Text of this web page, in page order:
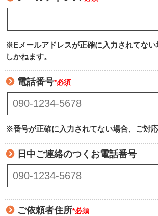
※Eメールアドレスが正確に入力されてない
しかねます。
電話番号*必須
※番号が正確に入力されてない場合、ご対応
日中ご連絡のつくお電話番号
ご依頼者住所*必須